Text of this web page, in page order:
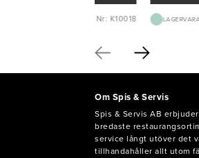
Art. Nr: K10018
Om Spis & Servis
Spis & Servis AB
bredaste
service långt utöver det
tillhandahåller allt utom